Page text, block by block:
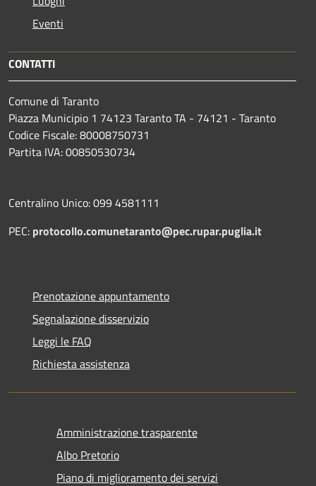
Eventi
CONTATTI
Comune di Taranto
Piazza Municipio 1 74123 Taranto TA - 74121 - Taranto
Codice Fiscale: 80008750731
Partita IVA: 00850530734
Centralino Unico: 099 4581111
PEC: protocollo.comunetaranto@pec.rupar.puglia.it
Prenotazione appuntamento
Segnalazione disservizio
Leggi le FAQ
Richiesta assistenza
Amministrazione trasparente
Albo Pretorio
Piano di miglioramento dei servizi